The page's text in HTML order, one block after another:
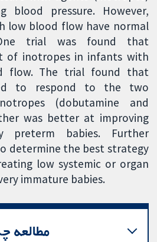
blood pressure. However,
low blood flow have normal
trial was found that
of inotropes in infants with
flow. The trial found that
to respond to the two
(dobutamine and
was better at improving
preterm babies. Further
determine the best strategy
low systemic or organ
immature babies.
مطالعه